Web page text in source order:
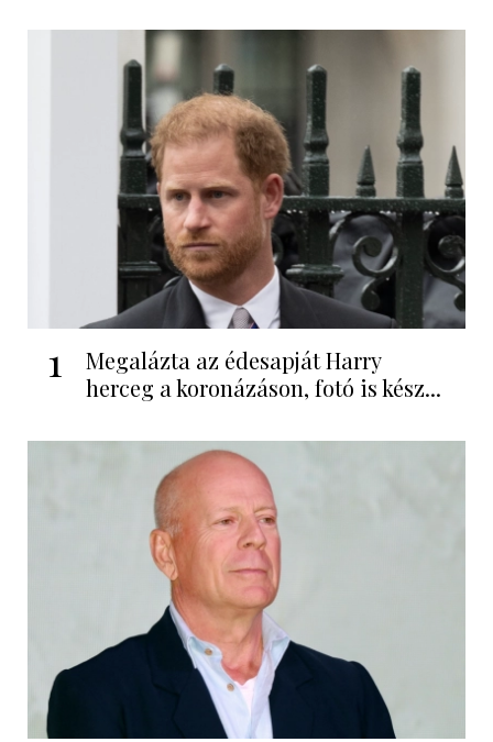
1
Megalázta az édesapját Harry
herceg a koronázáson, fotó is kész...